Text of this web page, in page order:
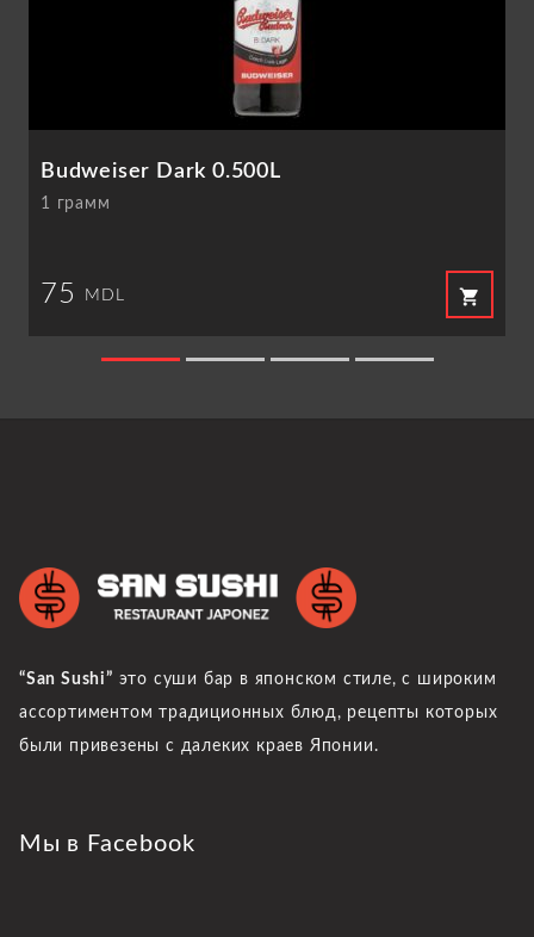
Budweiser Dark 0.500L
1 грамм
75 MDL shopping_cart
“San Sushi” это суши бар в японском стиле, с широким
ассортиментом традиционных блюд, рецепты которых
были привезены с далеких краев Японии.
Мы в Facebook